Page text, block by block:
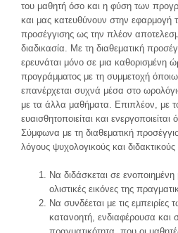
του μαθητή όσο και η φύση των
και μας κατευθύνουν στην εφαρμογή
προσέγγισης ως την πλέον
διαδικασία. Με τη διαθεματική
ερευνάται μόνο σε μια καθορισμένη
προγράμματος με τη συμμετοχή
επανέρχεται συχνά μέσα στο
με τα άλλα μαθήματα. Επιπλέον, με
ευαισθητοποιείται και
Σύμφωνα με τη διαθεματική
λόγους ψυχολογικούς και
Να διδάσκεται σε
ολιστικές εικόνες της
Να συνδέεται με τις
κατανοητή, ενδιαφέρουσα και